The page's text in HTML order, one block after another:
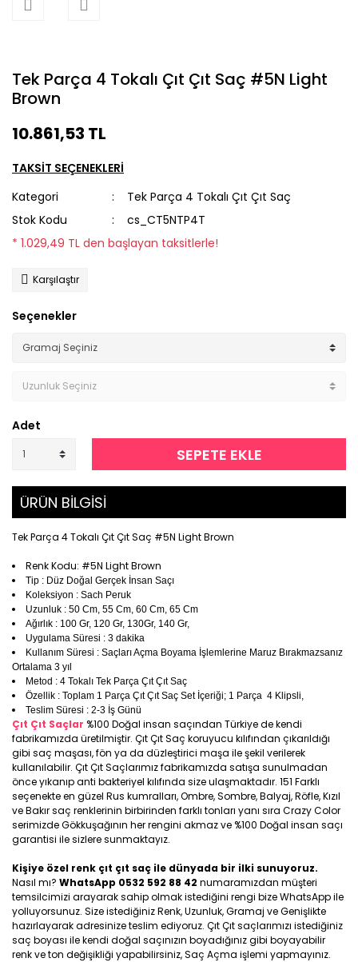
Tek Parça 4 Tokalı Çıt Çıt Saç #5N Light
Brown
10.861,53 TL
TAKSİT SEÇENEKLERİ
Kategori
Tek Parça 4 Tokalı Çıt Çıt Saç
Stok Kodu
cs_CT5NTP4T
* 1.029,49 TL den başlayan taksitlerle!
Karşılaştır
Seçenekler
Adet
SEPETE EKLE
ÜRÜN BİLGİSİ
Tek Parça 4 Tokalı Çıt Çıt Saç #5N Light Brown
Renk Kodu: #5N Light Brown
Tip : Düz Doğal Gerçek İnsan Saçı
Koleksiyon : Sach Peruk
Uzunluk : 50 Cm, 55 Cm, 60 Cm, 65 Cm
Ağırlık : 100 Gr, 120 Gr, 130Gr, 140 Gr,
Uygulama Süresi : 3 dakika
Kullanım Süresi : Saçları Açma Boyama İşlemlerine Maruz Bırakmazsanız
Ortalama 3 yıl
Metod : 4 Tokalı Tek Parça Çıt Çıt Saç
Özellik : Toplam 1 Parça Çıt Çıt Saç Set İçeriği; 1 Parça 4 Klipsli,
Teslim Süresi : 2-3 İş Günü
Çıt Çıt Saçlar %100 Doğal insan saçından Türkiye de kendi
fabrikamızda üretilmiştir. Çıt Çıt Saç koruyucu kılıfından çıkarıldığı
gibi saç maşası, fön ya da düzleştirici maşa ile şekil verilerek
kullanılabilir. Çıt Çıt Saçlarımız fabrikamızda satışa sunulmadan
önce yıkanıp anti bakteriyel kılıfında size ulaşmaktadır. 151 Farklı
seçenekte en güzel Rus kumralları, Ombre, Sombre, Balyaj, Röfle, Kızıl
ve Bakır saç renklerinin birbirinden farklı tonları yanı sıra Crazy Color
serimizde Gökkuşağının her rengini akmaz ve %100 Doğal insan saçı
garantisi ile sizlere sunmaktayız.
Kişiye özel renk çıt çıt saç ile dünyada bir ilki sunuyoruz.
Nasıl mı? WhatsApp 0532 592 88 42 numaramızdan müşteri
temsilcimizi arayarak sahip olmak istediğini rengi bize WhatsApp ile
yolluyorsunuz. Size istediğiniz Renk, Uzunluk, Gramaj ve Genişlikte
hazırlayarak adresinize teslim ediyoruz. Çıt Çıt saçlarımızı istediğiniz
saç boyası ile kendi doğal saçınızın boyadığınız gibi boyayabilir
renk ve ton değişikliği yapabilirsiniz, Saç Açma işlemi yapmayınız.